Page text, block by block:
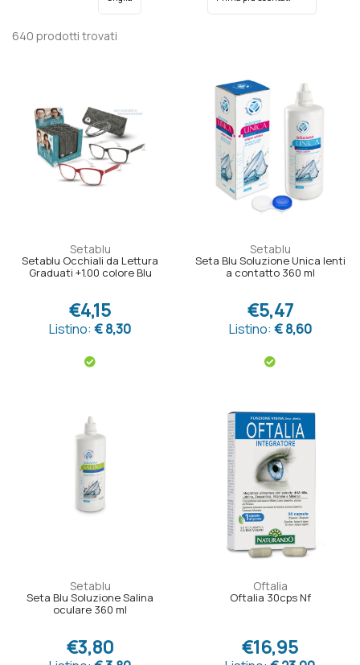
640 prodotti trovati
Setablu
Setablu Occhiali da Lettura
Graduati +1.00 colore Blu
€4,15
Listino: € 8,30
Setablu
Seta Blu Soluzione Unica lenti
a contatto 360 ml
€5,47
Listino: € 8,60
Setablu
Seta Blu Soluzione Salina
oculare 360 ml
€3,80
Oftalia
Oftalia 30cps Nf
€16,95